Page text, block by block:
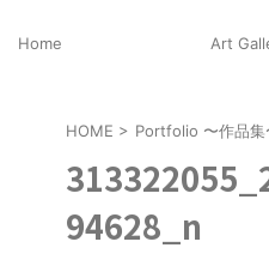
Home Art
HOME > Portfolio 〜作品集
94628_n